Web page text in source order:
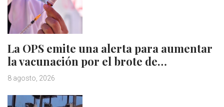
La OPS emite una alerta para aumentar
la vacunación por el brote de…
8 agosto, 2026